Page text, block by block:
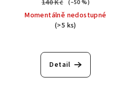
140 Kč (–50 %)
Momentálně nedostupné
(>5 ks)
Detail